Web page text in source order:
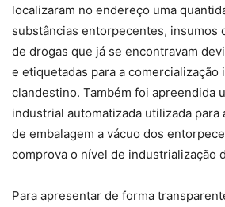
localizaram no endereço uma
substâncias entorpecentes, insumos
de drogas que já se encontravam
e etiquetadas para a comercialização
clandestino. Também foi apreendida
industrial automatizada utilizada para
de embalagem a vácuo dos
comprova o nível de industrialização
Para apresentar de forma